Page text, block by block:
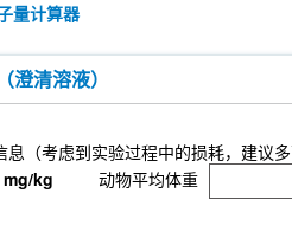
量计算器
清溶液）
（考虑到实验过程中的损耗，建议
mg/kg 动物平均体重